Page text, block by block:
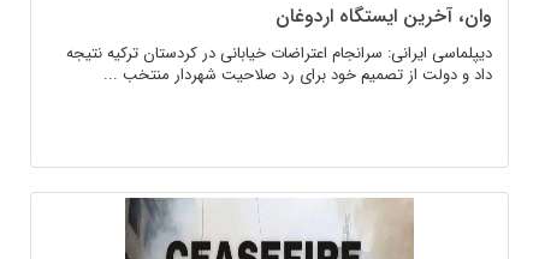
وان، آخرین ایستگاه اردوغان
دیپلماسی ایرانی: سرانجام اعتراضات خیابانی در کردستان ترکیه نتیجه
داد و دولت از تصمیم خود برای رد صلاحیت شهردار منتخب ...